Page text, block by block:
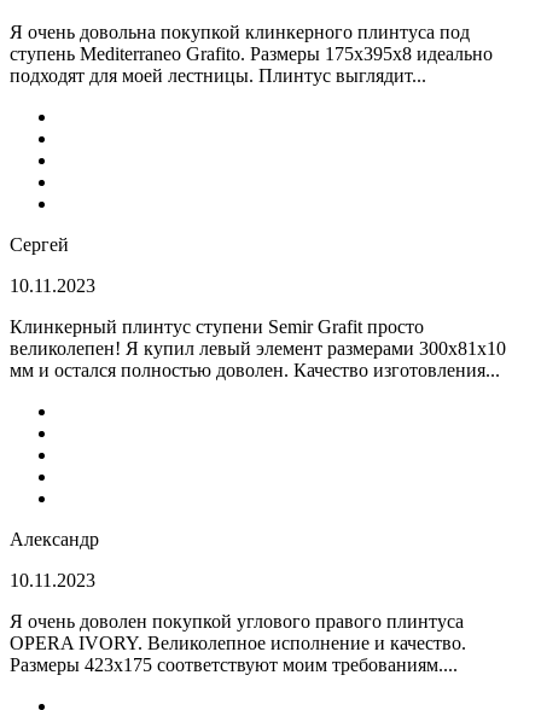
Я очень довольна покупкой клинкерного плинтуса под
ступень Mediterraneo Grafito. Размеры 175х395х8 идеально
подходят для моей лестницы. Плинтус выглядит...
Сергей
10.11.2023
Клинкерный плинтус ступени Semir Grafit просто
великолепен! Я купил левый элемент размерами 300х81х10
мм и остался полностью доволен. Качество изготовления...
Александр
10.11.2023
Я очень доволен покупкой углового правого плинтуса
OPERA IVORY. Великолепное исполнение и качество.
Размеры 423х175 соответствуют моим требованиям....